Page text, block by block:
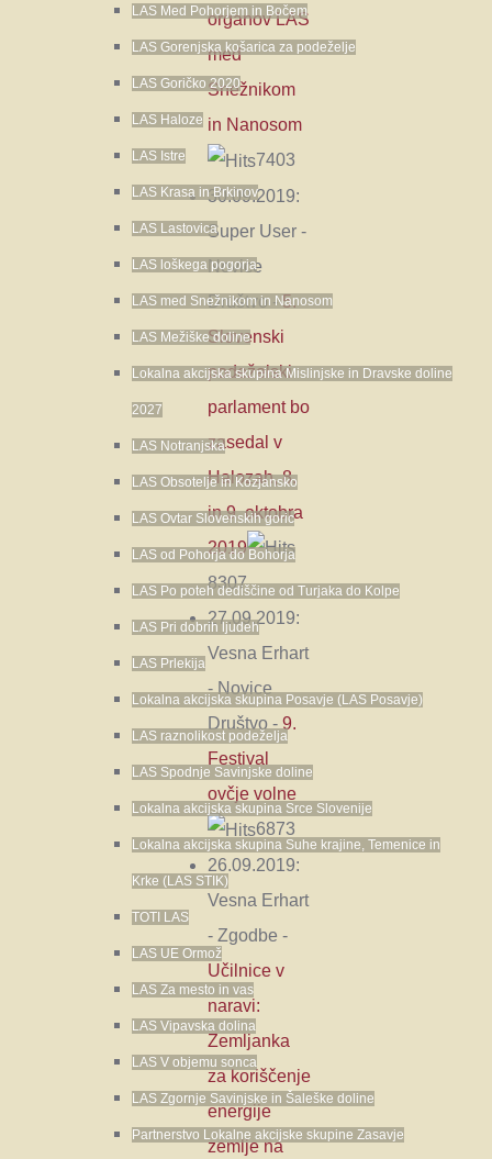
LAS Med Pohorjem in Bočem
LAS Gorenjska košarica za podeželje
LAS Goričko 2020
LAS Haloze
LAS Istre
LAS Krasa in Brkinov
LAS Lastovica
LAS loškega pogorja
LAS med Snežnikom in Nanosom
LAS Mežiške doline
Lokalna akcijska skupina Mislinjske in Dravske doline
2027
LAS Notranjska
LAS Obsotelje in Kozjansko
LAS Ovtar Slovenskih goric
LAS od Pohorja do Bohorja
LAS Po poteh dediščine od Turjaka do Kolpe
LAS Pri dobrih ljudeh
LAS Prlekija
Lokalna akcijska skupina Posavje (LAS Posavje)
LAS raznolikost podeželja
LAS Spodnje Savinjske doline
Lokalna akcijska skupina Srce Slovenije
Lokalna akcijska skupina Suhe krajine, Temenice in
Krke (LAS STIK)
TOTI LAS
LAS UE Ormož
LAS Za mesto in vas
LAS Vipavska dolina
LAS V objemu sonca
LAS Zgornje Savinjske in Šaleške doline
Partnerstvo Lokalne akcijske skupine Zasavje
organov LAS
med
Snežnikom
in Nanosom
7403
30.09.2019:
Super User -
Novice
Društvo-5.
Slovenski
podeželski
parlament bo
zasedal v
Halozah, 8.
in 9. oktobra
2019
8307
27.09.2019:
Vesna Erhart
-Novice
Društvo -9.
Festival
ovčje volne
6873
26.09.2019:
Vesna Erhart
-Zgodbe -
Učilnice v
naravi:
Zemljanka
za koriščenje
energije
zemlje na